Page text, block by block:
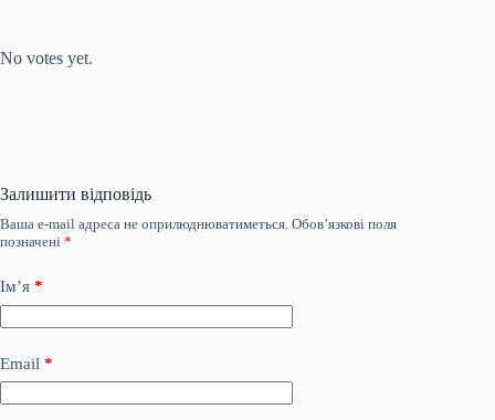
No votes yet.
Залишити відповідь
Ваша e-mail адреса не оприлюднюватиметься. Обов’язкові поля
позначені *
Ім’я *
Email *